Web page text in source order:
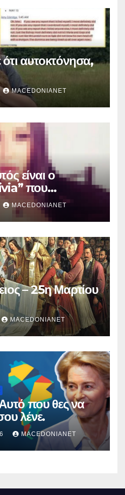
αυτοκτόνησα,
MACEDONIANET
είναι ο
που
τον θάνατο της
MACEDONIANET
– 25η Μαρτίου
MACEDONIANET
που θες να
λένε.
MACEDONIANET